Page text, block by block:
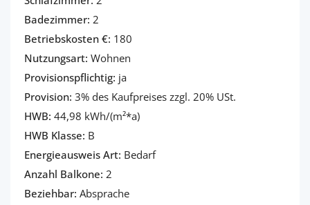
Badezimmer: 2
Betriebskosten €: 180
Nutzungsart: Wohnen
Provisionspflichtig: ja
Provision: 3% des Kaufpreises zzgl. 20% USt.
HWB: 44,98 kWh/(m²*a)
HWB Klasse: B
Energieausweis Art: Bedarf
Anzahl Balkone: 2
Beziehbar: Absprache